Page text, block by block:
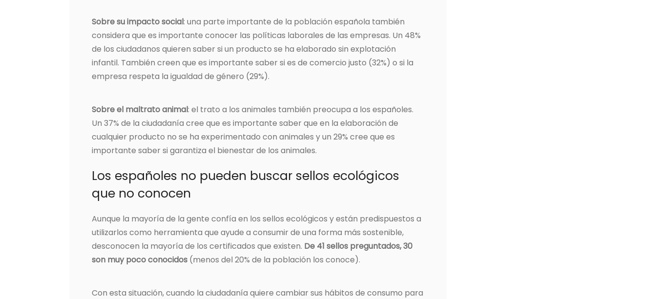
Sobre su impacto social: una parte importante de la población española también
considera que es importante conocer las políticas laborales de las empresas. Un 48%
de los ciudadanos quieren saber si un producto se ha elaborado sin explotación
infantil. También creen que es importante saber si es de comercio justo (32%) o si la
empresa respeta la igualdad de género (29%).
Sobre el maltrato animal: el trato a los animales también preocupa a los españoles.
Un 37% de la ciudadanía cree que es importante saber que en la elaboración de
cualquier producto no se ha experimentado con animales y un 29% cree que es
importante saber si garantiza el bienestar de los animales.
Los españoles no pueden buscar sellos ecológicos
que no conocen
Aunque la mayoría de la gente confía en los sellos ecológicos y están predispuestos a
utilizarlos como herramienta que ayude a consumir de una forma más sostenible,
desconocen la mayoría de los certificados que existen. De 41 sellos preguntados, 30
son muy poco conocidos (menos del 20% de la población los conoce).
Con esta situación, cuando la ciudadanía quiere cambiar sus hábitos de consumo para